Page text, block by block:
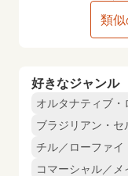
好きなジャンル
オルタナティブ・
ブラジリアン・セ
チル／ローファイ
コマーシャル／メ
類